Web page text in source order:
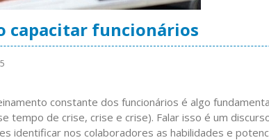
capacitar funcionários
constante dos funcionários é algo
tempo de crise, crise e crise). Falar isso é um
identificar nos colaboradores as habilidades e